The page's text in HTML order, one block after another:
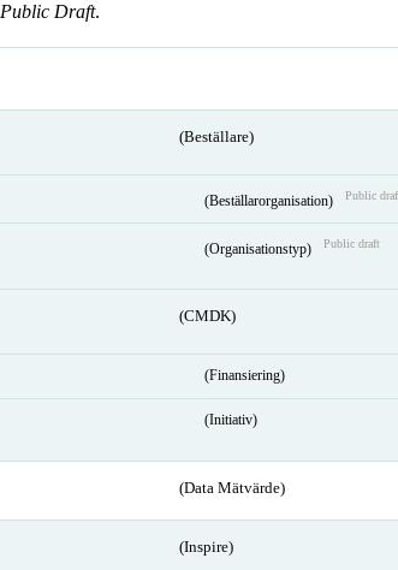
Public Draft.
(Beställare)
(Beställarorganisation) Public
(Organisationstyp) Public draft
(CMDK)
(Finansiering)
(Initiativ)
(Data Mätvärde)
(Inspire)